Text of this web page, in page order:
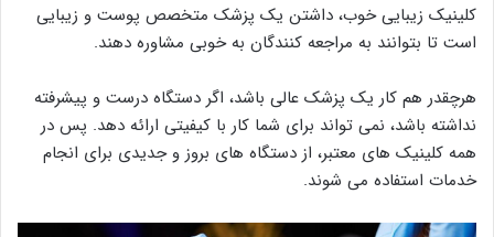
کلینیک زیبایی خوب، داشتن یک پزشک متخصص پوست و زیبایی
است تا بتوانند به مراجعه کنندگان به خوبی مشاوره دهند.
هرچقدر هم کار یک پزشک عالی باشد، اگر دستگاه درست و پیشرفته
نداشته باشد، نمی تواند برای شما کار با کیفیتی ارائه دهد. پس در
همه کلینیک های معتبر، از دستگاه های بروز و جدیدی برای انجام
خدمات استفاده می شوند.